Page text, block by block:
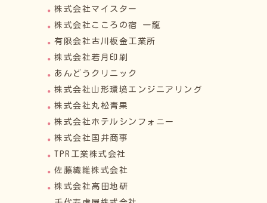
株式会社マイスター
株式会社こころの宿 一龍
有限会社古川板金工業所
株式会社若月印刷
あんどうクリニック
株式会社山形環境エンジニアリング
株式会社丸松青果
株式会社ホテルシンフォニー
株式会社国井商事
TPR工業株式会社
佐藤繊維株式会社
株式会社高田地研